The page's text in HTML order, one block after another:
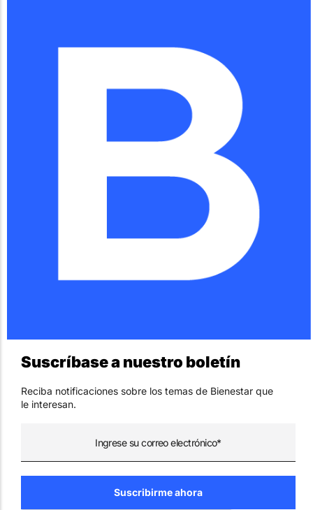
Suscríbase a nuestro boletín
Reciba notificaciones sobre los temas de Bienestar que
le interesan.